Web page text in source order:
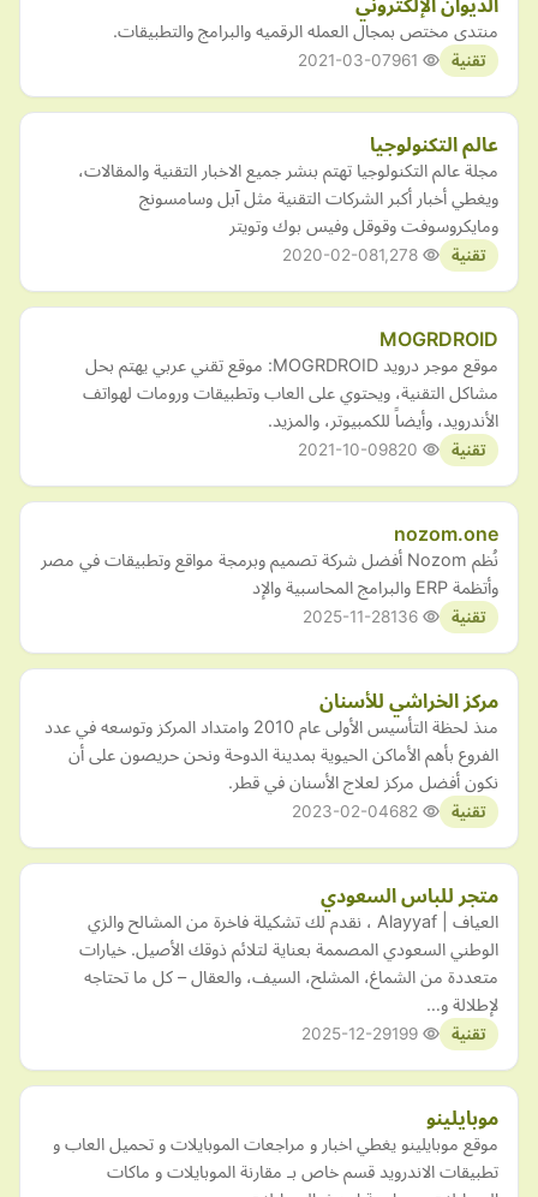
الديوان الإلكتروني
منتدى مختص بمجال العمله الرقميه والبرامج والتطبيقات.
تقنية 2021-03-07
عالم التكنولوجيا
مجلة عالم التكنولوجيا تهتم بنشر جميع الاخبار التقنية والمقالات،
ويغطي أخبار أكبر الشركات التقنية مثل آبل وسامسونج
ومايكروسوفت وقوقل وفيس بوك وتويتر
تقنية 2020-02-08
MOGRDROID
موقع موجر درويد MOGRDROID: موقع تقني عربي يهتم بحل
مشاكل التقنية، ويحتوي على العاب وتطبيقات ورومات لهواتف
الأندرويد، وأيضاً للكمبيوتر، والمزيد.
تقنية 2021-10-09
nozom.one
نُظم Nozom أفضل شركة تصميم وبرمجة مواقع وتطبيقات في مصر
وأتظمة ERP والبرامج المحاسبية والإد
تقنية 2025-11-28
مركز الخراشي للأسنان
منذ لحظة التأسيس الأولى عام 2010 وامتداد المركز وتوسعه في عدد
الفروع بأهم الأماكن الحيوية بمدينة الدوحة ونحن حريصون على أن
نكون أفضل مركز لعلاج الأسنان في قطر.
تقنية 2023-02-04
متجر للباس السعودي
العياف | Alayyaf ، نقدم لك تشكيلة فاخرة من المشالح والزي
الوطني السعودي المصممة بعناية لتلائم ذوقك الأصيل. خيارات
متعددة من الشماغ، المشلح، السيف، والعقال – كل ما تحتاجه
لإطلالة و…
تقنية 2025-12-29
موبايلينو
موقع موبايلينو يغطي اخبار و مراجعات الموبايلات و تحميل العاب و
تطبيقات الاندرويد قسم خاص بـ مقارنة الموبايلات و ماكات